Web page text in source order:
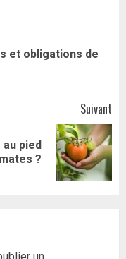
et obligations de
Suivant
pied
?